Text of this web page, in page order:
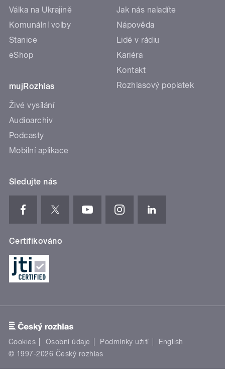
Válka na Ukrajině
Komunální volby
Stanice
eShop
mujRozhlas
Živé vysílání
Audioarchiv
Podcasty
Mobilní aplikace
Jak nás naladíte
Nápověda
Lidé v rádiu
Kariéra
Kontakt
Rozhlasový poplatek
Sledujte nás
Certifikováno
Cookies Osobní údaje Podmínky užití
English
© 1997-2026 Český rozhlas